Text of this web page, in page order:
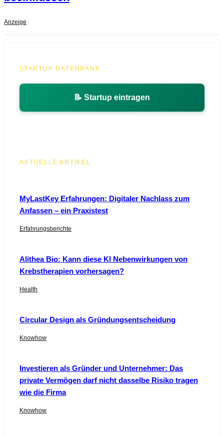
Anzeige
STARTUP DATENBANK
📝 Startup eintragen
AKTUELLE ARTIKEL
MyLastKey Erfahrungen: Digitaler Nachlass zum
Anfassen – ein Praxistest
Erfahrungsberichte
Alithea Bio: Kann diese KI Nebenwirkungen von
Krebstherapien vorhersagen?
Health
Circular Design als Gründungsentscheidung
Knowhow
Investieren als Gründer und Unternehmer: Das
private Vermögen darf nicht dasselbe Risiko tragen
wie die Firma
Knowhow